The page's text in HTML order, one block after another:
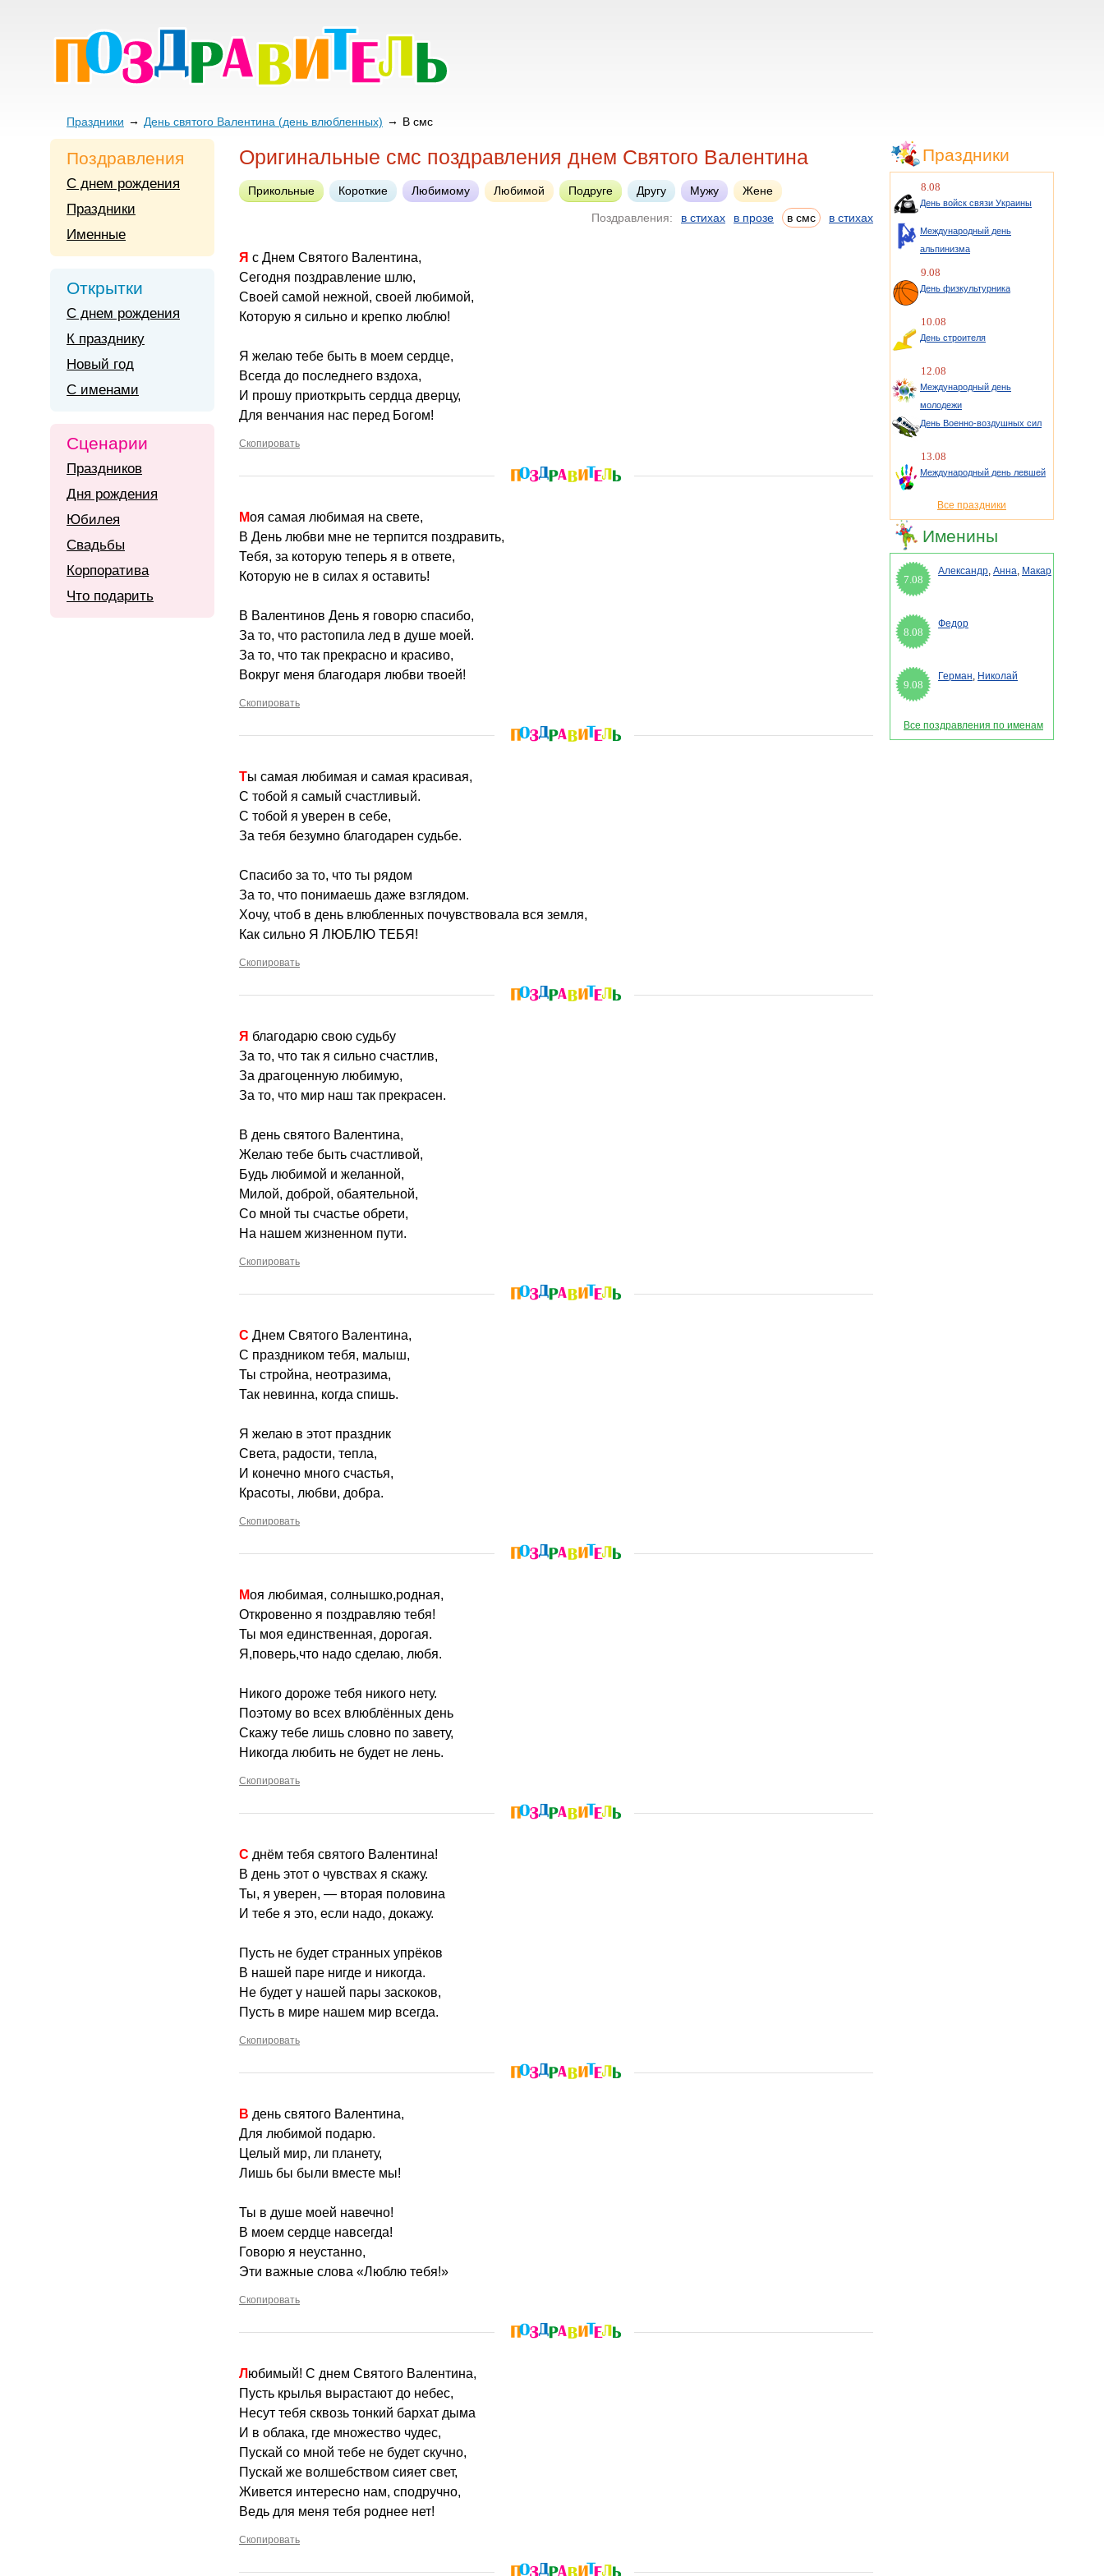
Праздники День святого Валентина (день влюбленных) В смс
Оригинальные смс поздравления днем Святого Валентина
Прикольные Короткие Любимому Любимой Подруге Другу Мужу Жене
Поздравления: в стихах в прозе в смс в стихах
Я с Днем Святого Валентина,
Сегодня поздравление шлю,
Своей самой нежной, своей любимой,
Которую я сильно и крепко люблю!
Я желаю тебе быть в моем сердце,
Всегда до последнего вздоха,
И прошу приоткрыть сердца дверцу,
Для венчания нас перед Богом!
Скопировать
Моя самая любимая на свете,
В День любви мне не терпится поздравить,
Тебя, за которую теперь я в ответе,
Которую не в силах я оставить!
В Валентинов День я говорю спасибо,
За то, что растопила лед в душе моей.
За то, что так прекрасно и красиво,
Вокруг меня благодаря любви твоей!
Скопировать
Ты самая любимая и самая красивая,
С тобой я самый счастливый.
С тобой я уверен в себе,
За тебя безумно благодарен судьбе.
Спасибо за то, что ты рядом
За то, что понимаешь даже взглядом.
Хочу, чтоб в день влюбленных почувствовала вся земля,
Как сильно Я ЛЮБЛЮ ТЕБЯ!
Скопировать
Я благодарю свою судьбу
За то, что так я сильно счастлив,
За драгоценную любимую,
За то, что мир наш так прекрасен.
В день святого Валентина,
Желаю тебе быть счастливой,
Будь любимой и желанной,
Милой, доброй, обаятельной,
Со мной ты счастье обрети,
На нашем жизненном пути.
Скопировать
С Днем Святого Валентина,
С праздником тебя, малыш,
Ты стройна, неотразима,
Так невинна, когда спишь.
Я желаю в этот праздник
Света, радости, тепла,
И конечно много счастья,
Красоты, любви, добра.
Скопировать
Моя любимая, солнышко,родная,
Откровенно я поздравляю тебя!
Ты моя единственная, дорогая.
Я,поверь,что надо сделаю, любя.
Никого дороже тебя никого нету.
Поэтому во всех влюблённых день
Скажу тебе лишь словно по завету,
Никогда любить не будет не лень.
Скопировать
С днём тебя святого Валентина!
В день этот о чувствах я скажу.
Ты, я уверен, — вторая половина
И тебе я это, если надо, докажу.
Пусть не будет странных упрёков
В нашей паре нигде и никогда.
Не будет у нашей пары заскоков,
Пусть в мире нашем мир всегда.
Скопировать
В день святого Валентина,
Для любимой подарю.
Целый мир, ли планету,
Лишь бы были вместе мы!
Ты в душе моей навечно!
В моем сердце навсегда!
Говорю я неустанно,
Эти важные слова «Люблю тебя!»
Скопировать
Любимый! С днем Святого Валентина,
Пусть крылья вырастают до небес,
Несут тебя сквозь тонкий бархат дыма
И в облака, где множество чудес,
Пускай со мной тебе не будет скучно,
Пускай же волшебством сияет свет,
Живется интересно нам, сподручно,
Ведь для меня тебя роднее нет!
Скопировать
Поздравления
С днем рождения
Праздники
Именные
Открытки
С днем рождения
К празднику
Новый год
С именами
Сценарии
Праздников
Дня рождения
Юбилея
Свадьбы
Корпоратива
Что подарить
Праздники
8.08
День войск связи Украины
Международный день
альпинизма
9.08
День физкультурника
10.08
День строителя
12.08
Международный день
молодежи
День Военно-воздушных сил
13.08
Международный день левшей
Все праздники
Именины
7.08
Александр, Анна, Макар
8.08
Федор
9.08
Герман, Николай
Все поздравления по именам